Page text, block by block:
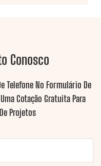
Conosco
Telefone No Formulário De
Cotação Gratuita Para
Projetos